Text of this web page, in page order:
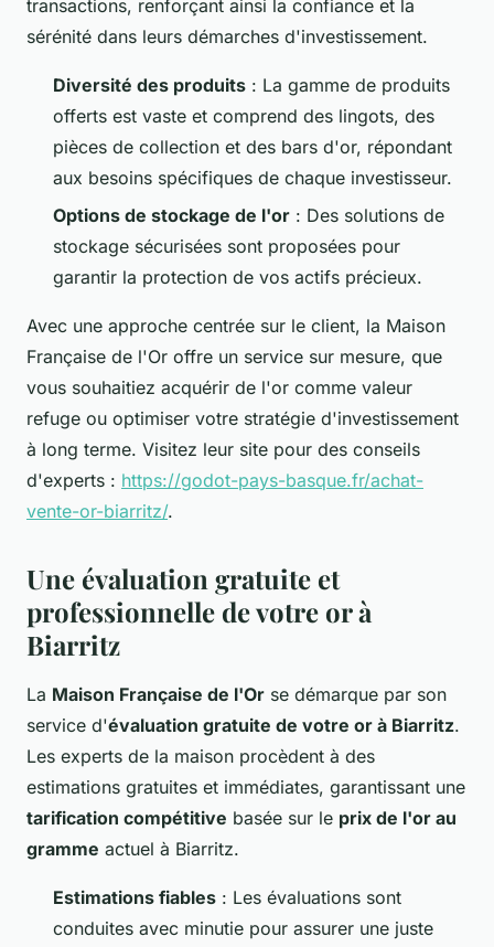
transactions, renforçant ainsi la confiance et la
sérénité dans leurs démarches d'investissement.
Diversité des produits : La gamme de produits
offerts est vaste et comprend des lingots, des
pièces de collection et des bars d'or, répondant
aux besoins spécifiques de chaque investisseur.
Options de stockage de l'or : Des solutions de
stockage sécurisées sont proposées pour
garantir la protection de vos actifs précieux.
Avec une approche centrée sur le client, la Maison
Française de l'Or offre un service sur mesure, que
vous souhaitiez acquérir de l'or comme valeur
refuge ou optimiser votre stratégie d'investissement
à long terme. Visitez leur site pour des conseils
d'experts : https://godot-pays-basque.fr/achat-
vente-or-biarritz/.
Une évaluation gratuite et
professionnelle de votre or à
Biarritz
La Maison Française de l'Or se démarque par son
service d'évaluation gratuite de votre or à Biarritz.
Les experts de la maison procèdent à des
estimations gratuites et immédiates, garantissant une
tarification compétitive basée sur le prix de l'or au
gramme actuel à Biarritz.
Estimations fiables : Les évaluations sont
conduites avec minutie pour assurer une juste